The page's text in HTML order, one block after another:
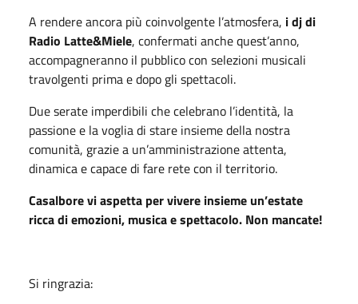
A rendere ancora più coinvolgente l’atmosfera, i dj di
Radio Latte&Miele, confermati anche quest’anno,
accompagneranno il pubblico con selezioni musicali
travolgenti prima e dopo gli spettacoli.
Due serate imperdibili che celebrano l’identità, la
passione e la voglia di stare insieme della nostra
comunità, grazie a un’amministrazione attenta,
dinamica e capace di fare rete con il territorio.
Casalbore vi aspetta per vivere insieme un’estate
ricca di emozioni, musica e spettacolo. Non mancate!
Si ringrazia: